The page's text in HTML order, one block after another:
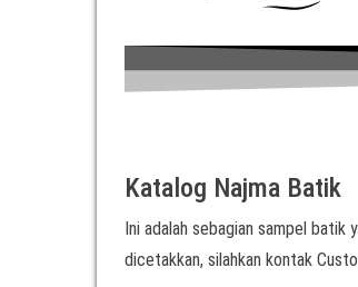
Katalog Najma Batik
Ini adalah sebagian sampel batik
dicetakkan, silahkan kontak